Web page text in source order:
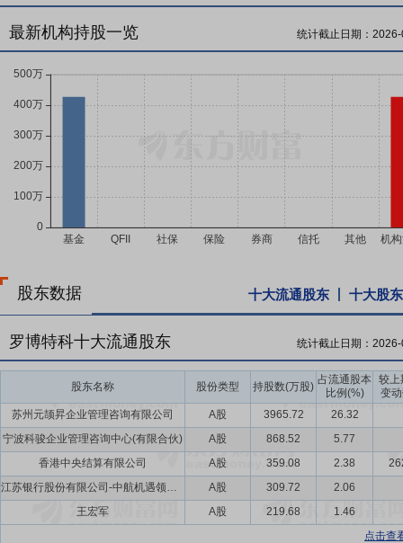
最新机构持股一览 统计截止日期：
股东数据 十大流通股东 十大股东
罗博特科十大流通股东 统计截止日期：
股东名称 股份类型 持股数(万股)
占流通股本
比例(%)
较上
变
苏州元颉昇企业管理咨询有限公司
A股 3965.72
26.32
宁波科骏企业管理咨询中心(有限合伙)
A股 868.52
5.77
香港中央结算有限公司
A股 359.08 2.38
江苏银行股份有限公司-中航机遇领航混合型发起式证券投资基金
A股 309.72
2.06
王宏军
A股 219.68
1.46
点击查